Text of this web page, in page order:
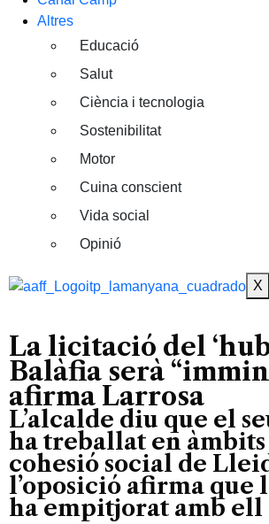
Altres
Educació
Salut
Ciència i tecnologia
Sostenibilitat
Motor
Cuina conscient
Vida social
Opinió
X
La licitació del
Balàfia serà
afirma Larrosa
L’alcalde diu que el
ha treballat en
cohesió social de
l’oposició afirma que
ha empitjorat amb ell